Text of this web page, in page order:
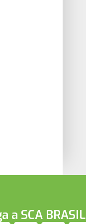
a SCA BRASIL